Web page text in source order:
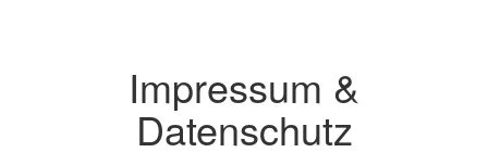
Impressum &
Datenschutz